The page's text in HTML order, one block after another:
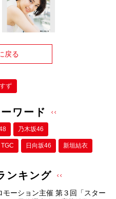
戻る
ず
ワード
乃木坂46
TGC 日向坂46 新垣結衣
ンキング
モーション主催 第３回「スター